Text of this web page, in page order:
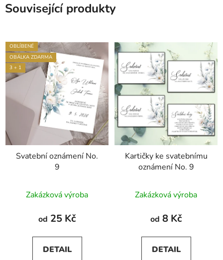
Související produkty
OBLÍBENÉ
OBÁLKA ZDARMA
3 + 1
Svatební oznámení No.
9
hodnocení
produktu
5,0
z
Zakázková výroba
od 25 Kč
DETAIL
Kartičky ke svatebnímu
oznámení No. 9
Zakázková výroba
od 8 Kč
DETAIL